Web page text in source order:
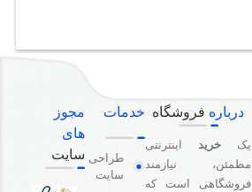
درباره فروشگاه
یک خرید اینترنتی
مطمئن، نیازمند
فروشگاهی است که
خدمات
طراحی
سایت
مجوز
های
سایت